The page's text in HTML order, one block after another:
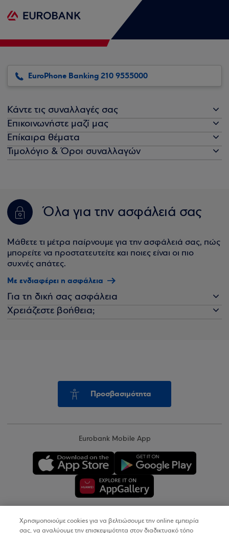
EuroPhone Banking 210 9555000
Κάντε τις συναλλαγές σας
Επικοινωνήστε μαζί μας
Επίκαιρα θέματα
Τιμολόγιο & Όροι συναλλαγών
Όλα για την ασφάλειά σας
Μάθετε τι μέτρα παίρνουμε για την ασφάλειά σας, πώς
μπορείτε να προστατευτείτε και ποιες είναι οι πιο
συχνές απάτες.
Με ενδιαφέρει η ασφάλεια
Για τη δική σας ασφάλεια
Χρειάζεστε βοήθεια;
Προσβασιμότητα
Eurobank Mobile App
Copyright © 2026
Χρησιμοποιούμε cookies για να βελτιώσουμε την online εμπειρία
σας, να αναλύουμε την επισκεψιμότητα στον διαδικτυακό τόπο